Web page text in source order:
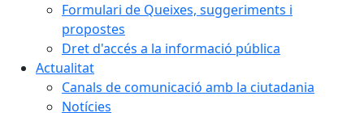
Formulari de Queixes, suggeriments i
propostes
Dret d'accés a la informació pública
Actualitat
Canals de comunicació amb la ciutadania
Notícies